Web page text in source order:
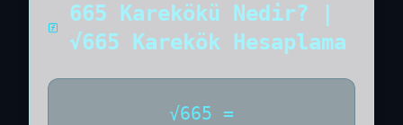
665 Karekökü Nedir? |
√665 Karekök Hesaplama
√665 =